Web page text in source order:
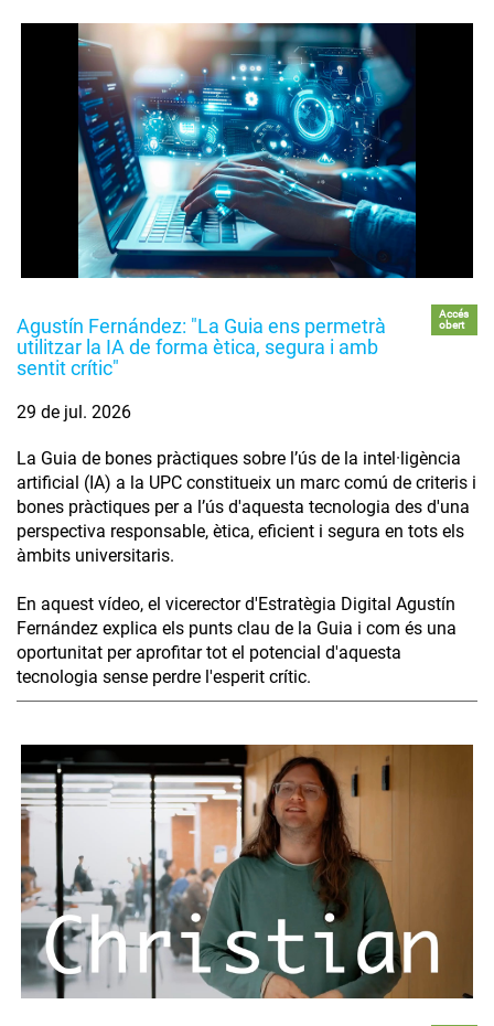
Agustín Fernández: "La Guia ens permetrà
utilitzar la IA de forma ètica, segura i amb
sentit crític"
Accés
obert
29 de jul. 2026
La Guia de bones pràctiques sobre l’ús de la intel·ligència
artificial (IA) a la UPC constitueix un marc comú de criteris i
bones pràctiques per a l’ús d'aquesta tecnologia des d'una
perspectiva responsable, ètica, eficient i segura en tots els
àmbits universitaris.
En aquest vídeo, el vicerector d'Estratègia Digital Agustín
Fernández explica els punts clau de la Guia i com és una
oportunitat per aprofitar tot el potencial d'aquesta
tecnologia sense perdre l'esperit crític.